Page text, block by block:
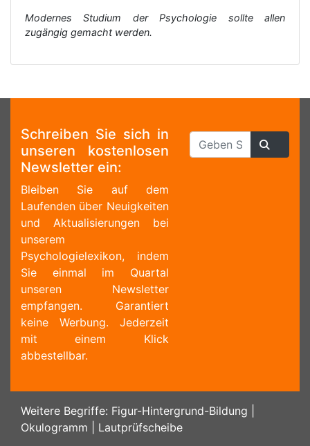
Modernes Studium der Psychologie sollte allen
zugängig gemacht werden.
Schreiben Sie sich in
unseren kostenlosen
Newsletter ein:
Bleiben Sie auf dem
Laufenden über Neuigkeiten
und Aktualisierungen bei
unserem
Psychologielexikon, indem
Sie einmal im Quartal
unseren Newsletter
empfangen. Garantiert
keine Werbung. Jederzeit
mit einem Klick
abbestellbar.
Weitere Begriffe: Figur-Hintergrund-Bildung
Okulogramm
Lautprüfscheibe